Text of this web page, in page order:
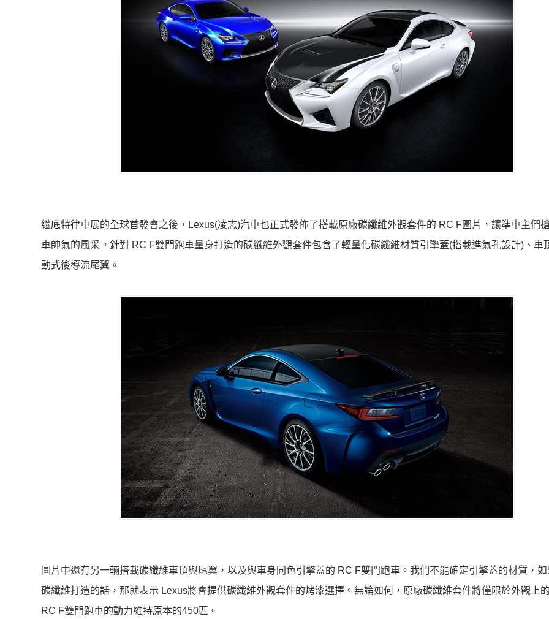
繼底特律車展的全球首發會之後，Lexus(凌志)汽車也正式發佈了搭載原廠碳纖維外觀套件的 RC F圖片，讓準車主們
車帥氣的風采。針對 RC F雙門跑車量身打造的碳纖維外觀套件包含了輕量化碳纖維材質引擎蓋(搭載進氣孔設計)、車
動式後導流尾翼。
圖片中還有另一輛搭載碳纖維車頂與尾翼，以及與車身同色引擎蓋的 RC F雙門跑車。我們不能確定引擎蓋的材質，
碳纖維打造的話，那就表示 Lexus將會提供碳纖維外觀套件的烤漆選擇。無論如何，原廠碳纖維套件將僅限於外觀上的
RC F雙門跑車的動力維持原本的450匹。